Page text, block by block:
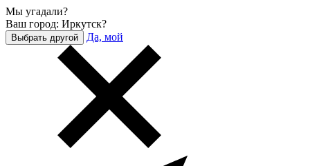
Мы угадали?
Ваш город: Иркутск?
Выбрать другой Да, мой